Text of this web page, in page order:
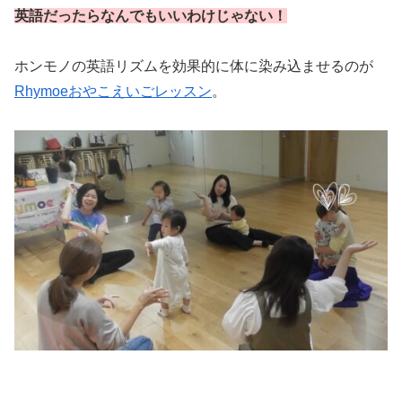
英語だったらなんでもいいわけじゃない！
ホンモノの英語リズムを効果的に体に染み込ませるのが
Rhymoeおやこえいごレッスン。